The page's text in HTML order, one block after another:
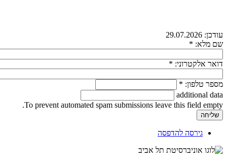
עודכן: 29.07.2026
שם מלא: *
דואר אלקטרוני: *
מספר טלפון: *
additional data
To prevent automated spam submissions leave this field empty.
גירסה להדפסה